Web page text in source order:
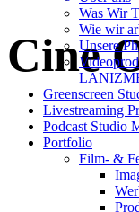
Was Wir
Wie wir
Unsere
Greenscreen
Livestreaming
Podcast Studio
Portfolio
Film- &
Cine